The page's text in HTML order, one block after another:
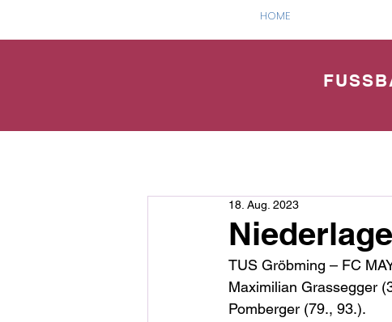
HOME
18. Aug. 2023
TUS Gröbming – FC
Maximilian Grassegger
Pomberger (79., 93.).